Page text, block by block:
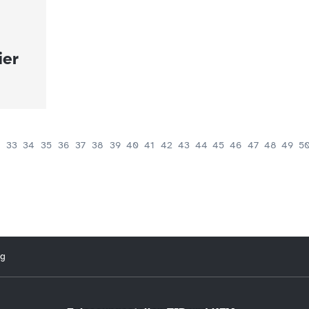
33 34 35 36 37 38 39 40 41 42 43 44 45 46 47 48 49